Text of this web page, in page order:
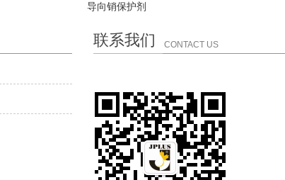
导向销保护剂
联系我们 CONTACT US